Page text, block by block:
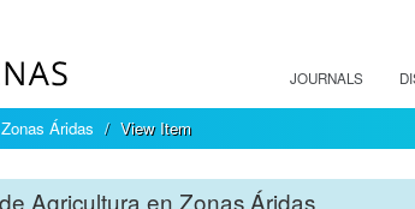
JOURNALS
Áridas View Item
Agricultura en Zonas Áridas